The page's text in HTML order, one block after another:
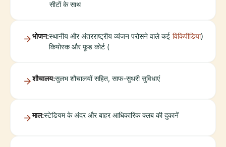
सीटों के साथ
भोजन:स्थानीय और अंतरराष्ट्रीय व्यंजन परोसने वाले कई
कियोस्क और फ़ूड कोर्ट (
विकिपीडिया)
शौचालय:सुलभ शौचालयों सहित, साफ-सुथरी सुविधाएं
माल:स्टेडियम के अंदर और बाहर आधिकारिक क्लब की दुकानें